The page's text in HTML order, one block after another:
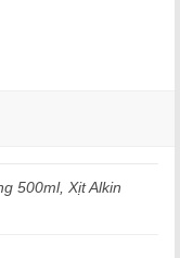
500ml, Xịt Alkin